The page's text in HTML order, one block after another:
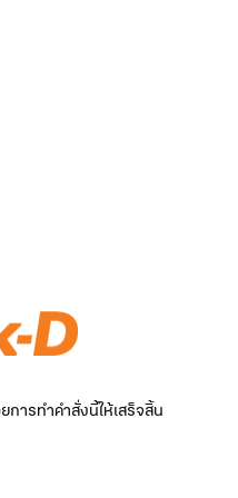
ารทำคำสั่งนี้ให้เสร็จสิ้น